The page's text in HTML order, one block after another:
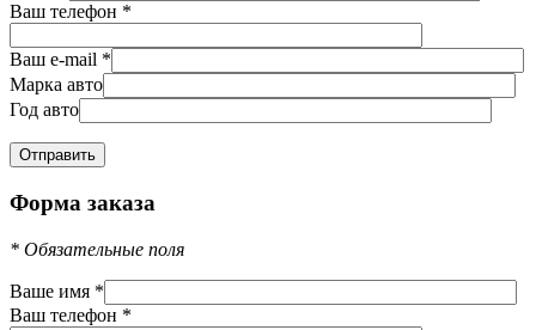
Ваш телефон *
Ваш e-mail *
Марка авто
Год авто
Форма заказа
* Обязательные поля
Ваше имя *
Ваш телефон *